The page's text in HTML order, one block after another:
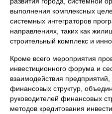
выполнения комплексных
системных интеграторов
направлениях, таких как
строительный комплекс и
Кроме всего мероприятия
инвестиционного форума и
взаимодействия
финансовых структур,
руководителей финансовых
методов кредитования